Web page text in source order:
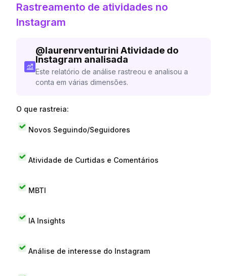
Rastreamento de atividades no
Instagram
@laurenrventurini Atividade do
Instagram analisada
Este relatório de análise rastreou e analisou a
conta em várias dimensões.
O que rastreia:
Novos Seguindo/Seguidores
Atividade de Curtidas e Comentários
MBTI
IA Insights
Análise de interesse do Instagram